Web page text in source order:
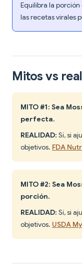
Equilibra la
las recetas virales
Mitos vs
MITO #1: Sea
perfecta.
REALIDAD: Sí, si
objetivos. FDA
MITO #2: Sea
porción.
REALIDAD: Sí, si
objetivos. USDA